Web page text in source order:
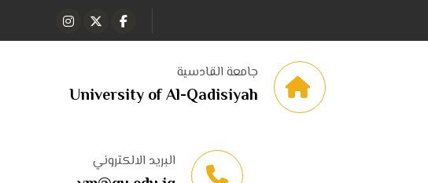
جامعة القادسية
University of Al-Qadisiyah
البريد الالكتروني